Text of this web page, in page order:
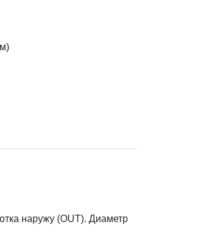
наружу (OUT). Диаметр